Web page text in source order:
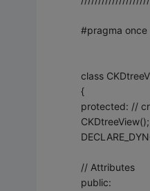
#pragma once
class
{
protected: //
CKDtreeView();
// Attributes
public: